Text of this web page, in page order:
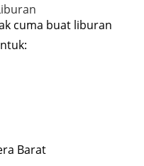
cuma buat liburan
Barat